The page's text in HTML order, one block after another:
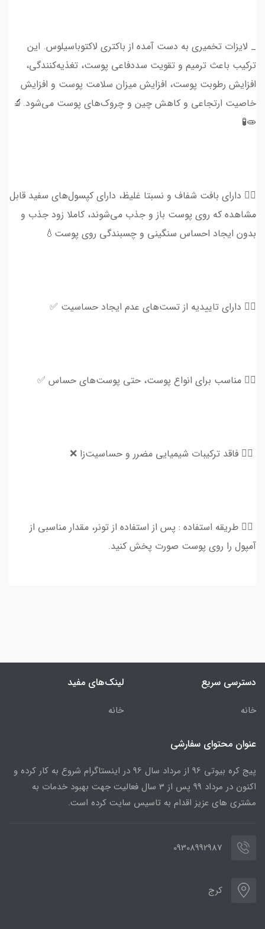
_ لایزات تخمیری به دست آمده از باکتری لاکتوباسیلوس. این
ترکیب باعث ترمیم و تقویت سددفاعی پوست، تغذیه‌کنندگی،
افزایش رطوبت پوست، افزایش میزان سلامت پوست و افزایش
خاصیت ارتجاعی و کاهش چین و چروک‌های پوست می‌شود.🔬
🧫🧪
👈🏻 دارای بافت شفاف و نسبتا غلیظ، دارای کپسول‌های سفید قابل
مشاهده که روی پوست باز و جذب می‌شوند، کاملا زود جذب و
بدون ایجاد احساس سنگینی و چسبندگی روی پوست💧
👈🏻 دارای تاییدیه از تست‌های عدم ایجاد حساسیت ✅
👈🏻 مناسب برای انواع پوست، حتی پوست‌های حساس ✅
👈🏻 فاقد ترکیبات شیمیایی مضرر و حساسیت‌زا ❌
👈🏻 طریقه استفاده : پس از استفاده از تونر، مقدار مناسبی از
آمپول را روی پوست صورت پخش کنید.
دسترسی سریع
خانه
لینک‌های مفید
خانه
عنوان محتوای سفارشی
پیج کره بیوتی 96 از مرداد سال 96 در اینستاگرام شروع به کار کرده و
اکنون در مرداد 99 پس از 3 سال فعالیت جهت بهبود خدمات به
مشتری های عزیز اقدام به تاسیس سایت کرده است.
09308992987
کرج